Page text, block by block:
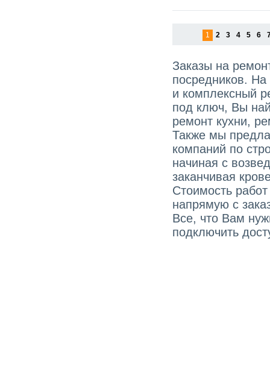
1 2 3 4 5 6
Заказы на
посредников.
и комплексный
под ключ, Вы
ремонт кухни,
Также мы
компаний по
начиная с
заканчивая
Стоимость
напрямую с
Все, что Вам
подключить